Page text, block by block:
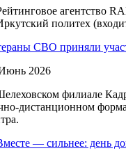
агентство
политех
СВО приняли
2026
филиале
дистанционном
— сильнее: день